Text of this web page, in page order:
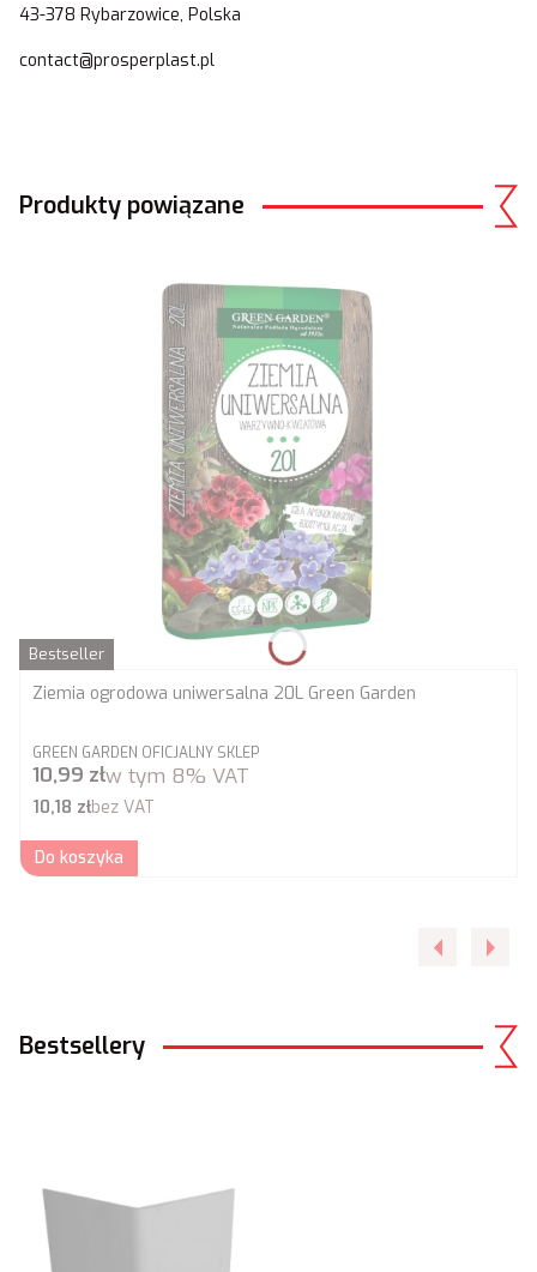
43-378 Rybarzowice, Polska
contact@prosperplast.pl
Produkty powiązane
Bestseller
Ziemia ogrodowa uniwersalna 20L Green Garden
PRODUCENT
GREEN GARDEN OFICJALNY SKLEP
Cena brutto
10,99 złw tym 8% VAT
Cena netto
10,18 złbez VAT
Do koszyka
Bestsellery